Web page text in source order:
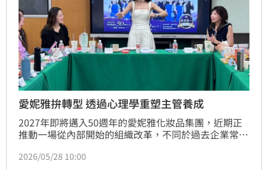
愛妮雅拚轉型 透過心理學重塑主管養成
2027年即將邁入50週年的愛妮雅化妝品集團，近期正
推動一場從內部開始的組織改革，不同於過去企業常見
「人」。愛妮雅化妝品集團總裁特助陳子瑜（Stella）
2026/05/28 10:00